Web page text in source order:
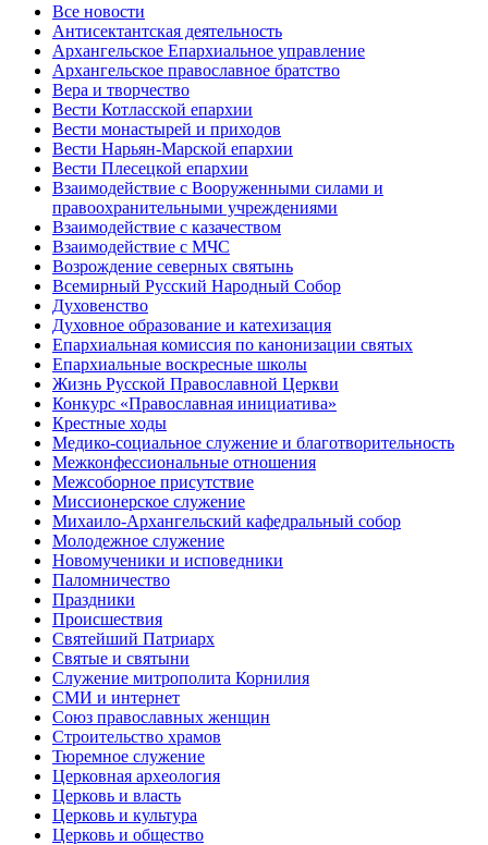
Все новости
Антисектантская деятельность
Архангельское Епархиальное управление
Архангельское православное братство
Вера и творчество
Вести Котласской епархии
Вести монастырей и приходов
Вести Нарьян-Марской епархии
Вести Плесецкой епархии
Взаимодействие с Вооруженными силами и
правоохранительными учреждениями
Взаимодействие с казачеством
Взаимодействие с МЧС
Возрождение северных святынь
Всемирный Русский Народный Собор
Духовенство
Духовное образование и катехизация
Епархиальная комиссия по канонизации святых
Епархиальные воскресные школы
Жизнь Русской Православной Церкви
Конкурс «Православная инициатива»
Крестные ходы
Медико-социальное служение и благотворительность
Межконфессиональные отношения
Межсоборное присутствие
Миссионерское служение
Михаило-Архангельский кафедральный собор
Молодежное служение
Новомученики и исповедники
Паломничество
Праздники
Происшествия
Святейший Патриарх
Святые и святыни
Служение митрополита Корнилия
СМИ и интернет
Союз православных женщин
Строительство храмов
Тюремное служение
Церковная археология
Церковь и власть
Церковь и культура
Церковь и общество